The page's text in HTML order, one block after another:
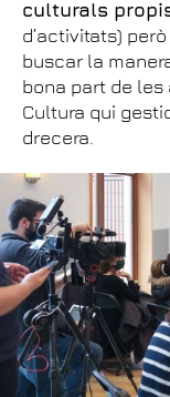
culturals
d’activitats)
buscar la
bona part de
Cultura qui
drecera.